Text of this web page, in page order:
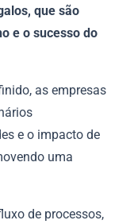
que são
e o sucesso do
as empresas
e o impacto de
uma
de processos,